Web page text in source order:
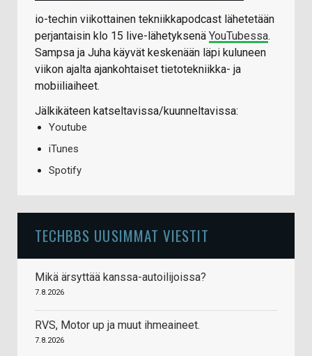
io-techin viikottainen tekniikkapodcast lähetetään
perjantaisin klo 15 live-lähetyksenä YouTubessa.
Sampsa ja Juha käyvät keskenään läpi kuluneen
viikon ajalta ajankohtaiset tietotekniikka- ja
mobiiliaiheet.
Jälkikäteen katseltavissa/kuunneltavissa:
Youtube
iTunes
Spotify
TECHBBS UUSIMMAT VIESTIT
Mikä ärsyttää kanssa-autoilijoissa?
7.8.2026
RVS, Motor up ja muut ihmeaineet.
7.8.2026